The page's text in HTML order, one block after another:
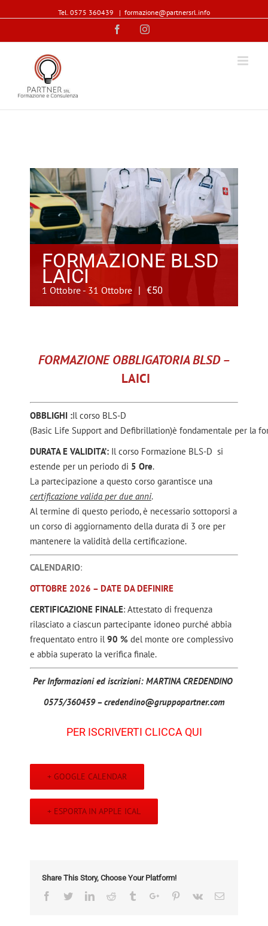
Tel. 0575 360439 | formazione@partnersrl.info
FacebookInstagram
FORMAZIONE BLSD
LAICI
1 Ottobre - 31 Ottobre €50
FORMAZIONE OBBLIGATORIA BLSD–
LAICI
OBBLIGHI :Ilcorso BLS-D
(Basic Life Support and Defibrillation)è fondamentale per la
DURATA E VALIDITA’: Il corso Formazione BLS-D si
estende per un periodo di 5 Ore.
La partecipazione a questo corso garantisce una
certificazione valida per due anni.
Al termine di questo periodo, è necessario sottoporsi a
un corso di aggiornamento della durata di 3 ore per
mantenere la validità della certificazione.
CALENDARIO:
OTTOBRE 2026 – DATE DA DEFINIRE
CERTIFICAZIONE FINALE: Attestato di frequenza
rilasciato a ciascun partecipante idoneo purché abbia
frequentato entro il90 % del monte ore complessivo
e abbia superato la verifica finale.
Per Informazioni ed iscrizioni: MARTINA CREDENDINO
0575/360459 – credendino@gruppopartner.com
PER ISCRIVERTI CLICCA QUI
+ GOOGLE CALENDAR
+ ESPORTA IN APPLE ICAL
Share This Story, Choose Your Platform!
Facebook
TwitterLinkedinReddit TumblrGoogle+Pinterest
Vk Email